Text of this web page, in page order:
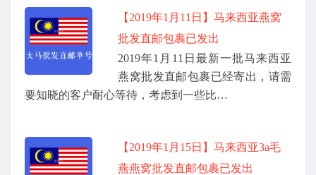
【2019年1月11日】马来西亚燕窝
批发直邮包裹已发出
2019年1月11日最新一批马来西亚
燕窝批发直邮包裹已经寄出，请需
要知晓的客户耐心等待，考虑到一些比…
【2019年1月15日】马来西亚3a毛
燕燕窝批发直邮包裹已发出